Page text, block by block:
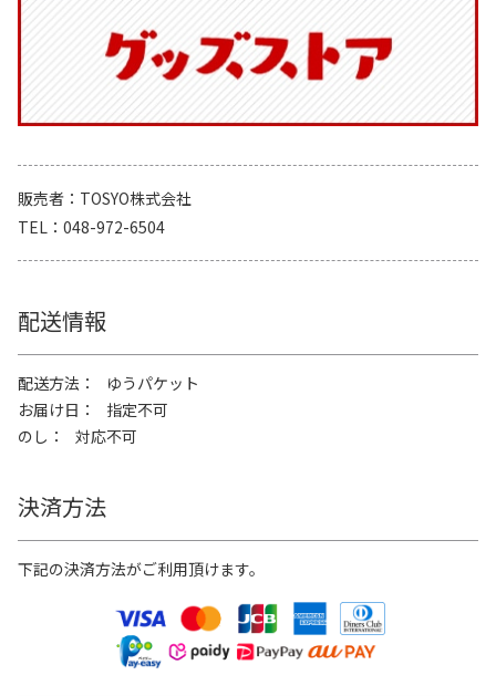
販売者
TOSYO株式会社
TEL
048-972-6504
配送情報
配送方法
ゆうパケット
お届け日
指定不可
のし
対応不可
決済方法
下記の決済方法がご利用頂けます。